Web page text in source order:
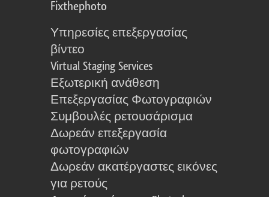
Fixthephoto
Υπηρεσίες επεξεργασίας
βίντεο
Virtual Staging Services
Εξωτερική ανάθεση
Επεξεργασίας Φωτογραφιών
Συμβουλές ρετουσάρισμα
Δωρεάν επεξεργασία
φωτογραφιών
Δωρεάν ακατέργαστες εικόνες
για ρετούς